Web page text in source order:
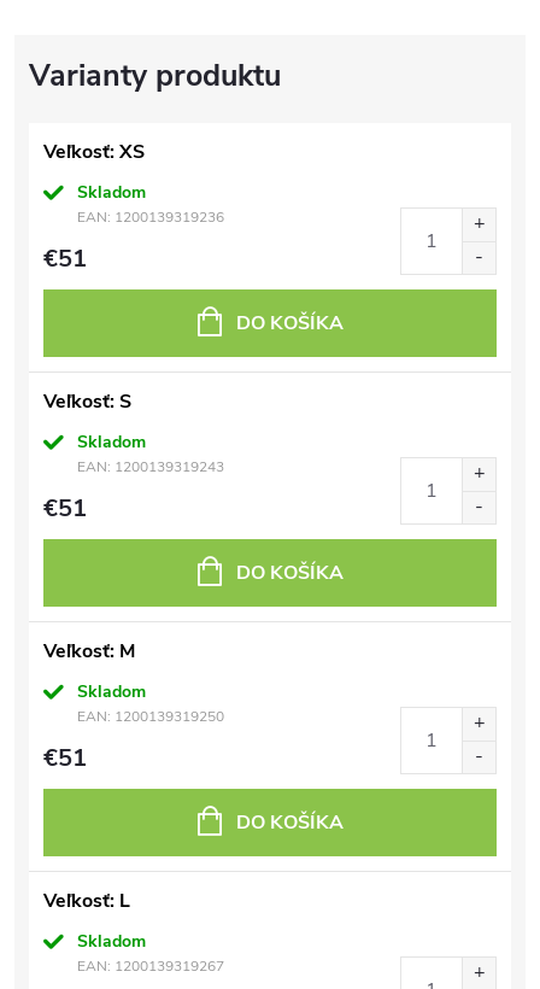
Veľkosť: XS
Skladom
EAN: 1200139319236
€51
DO KOŠÍKA
Veľkosť: S
Skladom
EAN: 1200139319243
€51
DO KOŠÍKA
Veľkosť: M
Skladom
EAN: 1200139319250
€51
DO KOŠÍKA
Veľkosť: L
Skladom
EAN: 1200139319267